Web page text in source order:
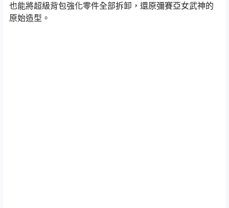
也能將超級背包強化零件全部拆卸，還原彌賽亞女武神的
原始造型。